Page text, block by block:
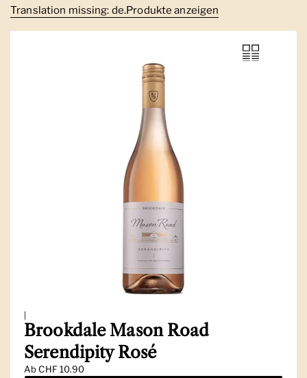
Translation missing: de.Produkte anzeigen
Brookdale Mason Road
Serendipity Rosé
AbCHF 10.90